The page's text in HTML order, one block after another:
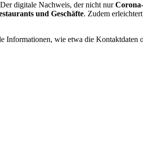
digitale Nachweis, der nicht nur
und Geschäfte. Zudem
Informationen, wie etwa die Kontaktdaten